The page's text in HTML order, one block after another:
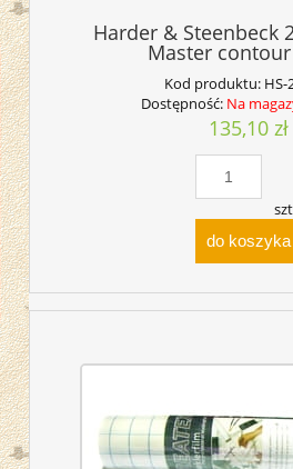
Harder & Steenbeck
Master
Kod produktu: HS-
Dostępność: Na
135,10 zł
do koszyka